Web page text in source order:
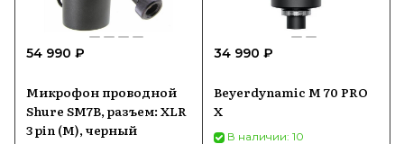
54 990 ₽
Микрофон проводной
Shure SM7B, разъем: XLR
3 pin (M), черный
34 990 ₽
Beyerdynamic M 70 PRO
X
В наличии: 10